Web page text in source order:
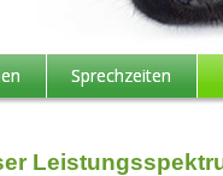
Sprechzeiten